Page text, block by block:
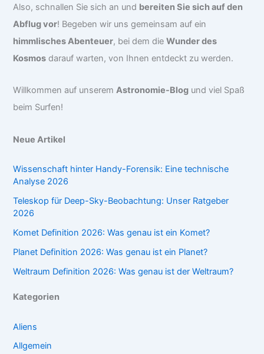
Also, schnallen Sie sich an und bereiten Sie sich auf den
Abflug vor! Begeben wir uns gemeinsam auf ein
himmlisches Abenteuer, bei dem dieWunder des
Kosmos darauf warten, von Ihnen entdeckt zu werden.
Willkommen auf unseremAstronomie-Blog und viel Spaß
beim Surfen!
Neue Artikel
Wissenschaft hinter Handy-Forensik: Eine technische
Analyse 2026
Teleskop für Deep-Sky-Beobachtung: Unser Ratgeber
2026
Komet Definition 2026: Was genau ist ein Komet?
Planet Definition 2026: Was genau ist ein Planet?
Weltraum Definition 2026: Was genau ist der Weltraum?
Kategorien
Aliens
Allgemein